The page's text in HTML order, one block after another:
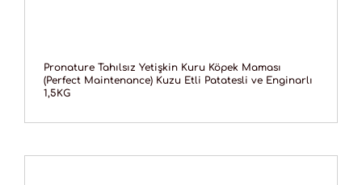
Pronature Tahılsız Yetişkin Kuru Köpek Maması
(Perfect Maintenance) Kuzu Etli Patatesli ve Enginarlı
1,5KG